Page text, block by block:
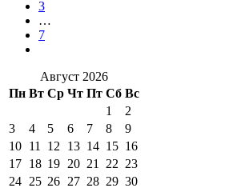
3
…
7
Август 2026
Пн Вт Ср Чт Пт Сб Вс
1
2
3
4 5 6 7 8
9
10 11 12 13 14 15 16
17 18 19 20 21 22 23
24 25 26 27 28 29 30